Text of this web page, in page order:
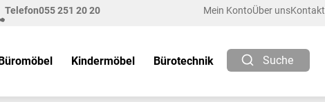
Telefon055 251 20 20 Mein KontoÜber unsKontakt
Kindermöbel Bürotechnik Suche